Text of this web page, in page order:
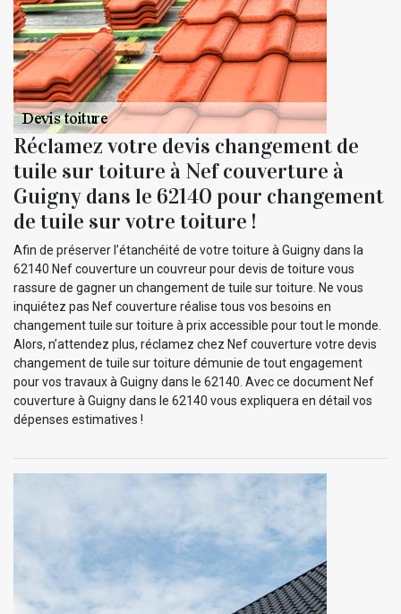
Réclamez votre devis changement de
tuile sur toiture à Nef couverture à
Guigny dans le 62140 pour changement
de tuile sur votre toiture !
Afin de préserver l’étanchéité de votre toiture à Guigny dans la
62140 Nef couverture un couvreur pour devis de toiture vous
rassure de gagner un changement de tuile sur toiture. Ne vous
inquiétez pas Nef couverture réalise tous vos besoins en
changement tuile sur toiture à prix accessible pour tout le monde.
Alors, n’attendez plus, réclamez chez Nef couverture votre devis
changement de tuile sur toiture démunie de tout engagement
pour vos travaux à Guigny dans le 62140. Avec ce document Nef
couverture à Guigny dans le 62140 vous expliquera en détail vos
dépenses estimatives !